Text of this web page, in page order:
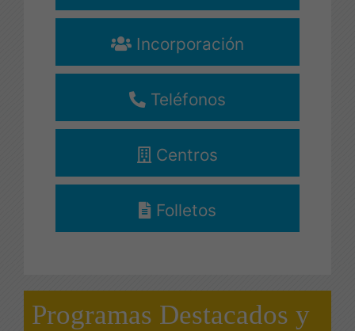
más info...
Incorporación
Teléfonos
Centros
Folletos
Programas Destacados y